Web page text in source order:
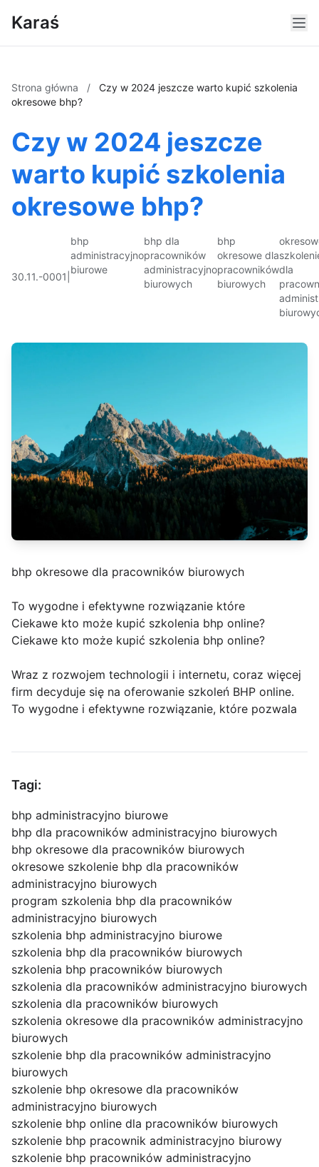
Karaś
Strona główna /
Czy w 2024 jeszcze warto kupić szkolenia
okresowe bhp?
Czy w 2024 jeszcze
warto kupić szkolenia
okresowe bhp?
30.11.-0001
bhp
administracyjno
biurowe
bhp dla
pracowników
administracyjno
biurowych
bhp
okresowe dla
pracowników
biurowych
dla
bhp okresowe dla pracowników biurowych
To wygodne i efektywne rozwiązanie które
Ciekawe kto może kupić szkolenia bhp online?
Ciekawe kto może kupić szkolenia bhp online?
Wraz z rozwojem technologii i internetu, coraz więcej
firm decyduje się na oferowanie szkoleń BHP online.
To wygodne i efektywne rozwiązanie, które pozwala
Tagi:
bhp administracyjno biurowe
bhp dla pracowników administracyjno biurowych
bhp okresowe dla pracowników biurowych
okresowe szkolenie bhp dla pracowników
administracyjno biurowych
program szkolenia bhp dla pracowników
administracyjno biurowych
szkolenia bhp administracyjno biurowe
szkolenia bhp dla pracowników biurowych
szkolenia bhp pracowników biurowych
szkolenia dla pracowników administracyjno biurowych
szkolenia dla pracowników biurowych
szkolenia okresowe dla pracowników administracyjno
biurowych
szkolenie bhp dla pracowników administracyjno
biurowych
szkolenie bhp okresowe dla pracowników
administracyjno biurowych
szkolenie bhp online dla pracowników biurowych
szkolenie bhp pracownik administracyjno biurowy
szkolenie bhp pracowników administracyjno